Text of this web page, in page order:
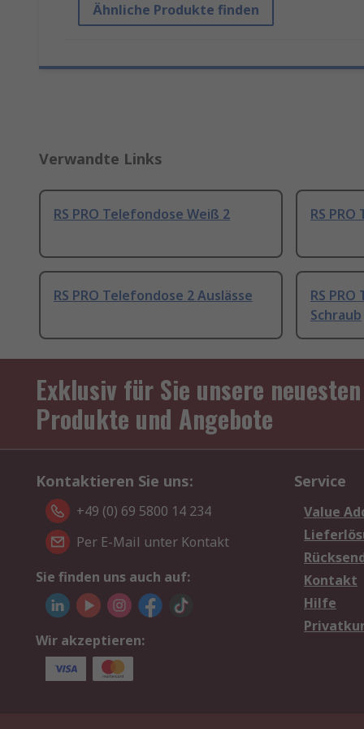
Ähnliche Produkte finden
Verwandte Links
RS PRO Telefondose Weiß 2 RS
RS PRO Telefondose 2 Auslässe
RS
Schraub
Exklusiv für Sie unsere neuesten
Produkte und Angebote
Kontaktieren Sie uns:
+49 (0) 69 5800 14 234
Per E-Mail unter Kontakt
Sie finden uns auch auf:
Wir akzeptieren:
Service
Value
Kontakt
Hilfe